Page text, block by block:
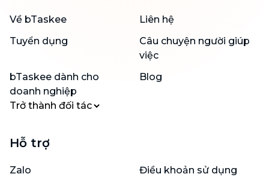
Về bTaskee
Liên hệ
Tuyển dụng
Câu chuyện người giúp
việc
bTaskee dành cho
doanh nghiệp
Blog
Trở thành đối tác
Hỗ trợ
Zalo Điều khoản sử dụng